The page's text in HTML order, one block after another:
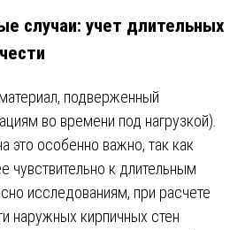
случаи: учет длительных
подверженный
во времени под нагрузкой).
это особенно важно, так как
чувствительно к длительным
исследованиям, при расчете
наружных кирпичных стен